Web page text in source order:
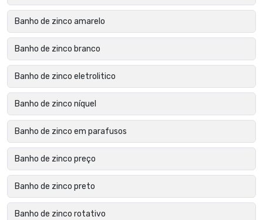
Banho de zinco amarelo
Banho de zinco branco
Banho de zinco eletrolitico
Banho de zinco níquel
Banho de zinco em parafusos
Banho de zinco preço
Banho de zinco preto
Banho de zinco rotativo